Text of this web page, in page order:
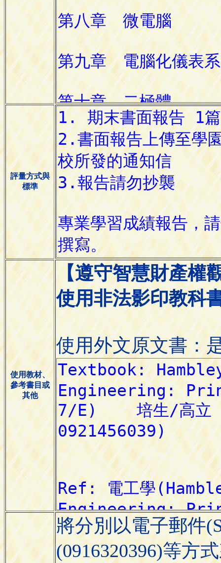
評量方式與
標準
使用教材、
參考書目或
其他
【遵守智慧財產權
使用非法影印教科
使用外文原文書：
將分別以電子郵件
(0916320396)等方